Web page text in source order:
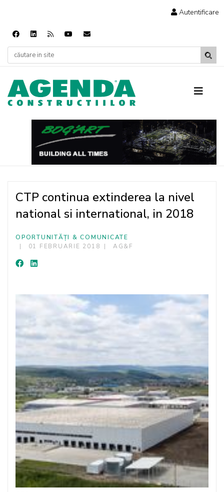
Autentificare
CTP continua extinderea la nivel
national si international, in 2018
OPORTUNITĂȚI & COMUNICATE
01 FEBRUARIE 2018
AG&F